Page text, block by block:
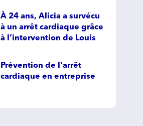
À 24 ans, Alicia a survécu
à un arrêt cardiaque grâce
à l’intervention de Louis
Prévention de l'arrêt
cardiaque en entreprise